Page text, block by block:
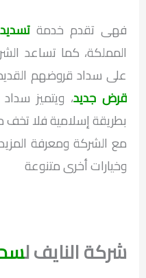
فهى تقدم خدمة
المملكة، كما تساعد
على سداد قروضهم
قرض جديد، ويتميز
بطريقة إسلامية فلا
مع الشركة ومعرفة
وخيارات أخرى متنوعة
شركة النايف ل